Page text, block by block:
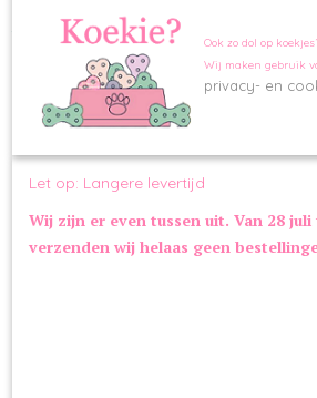
Ook zo dol op
Wij maken gebruik
privacy- en
Let op: Langere levertijd
Wij zijn er even tussen uit. Van 28 juli
verzenden wij helaas geen